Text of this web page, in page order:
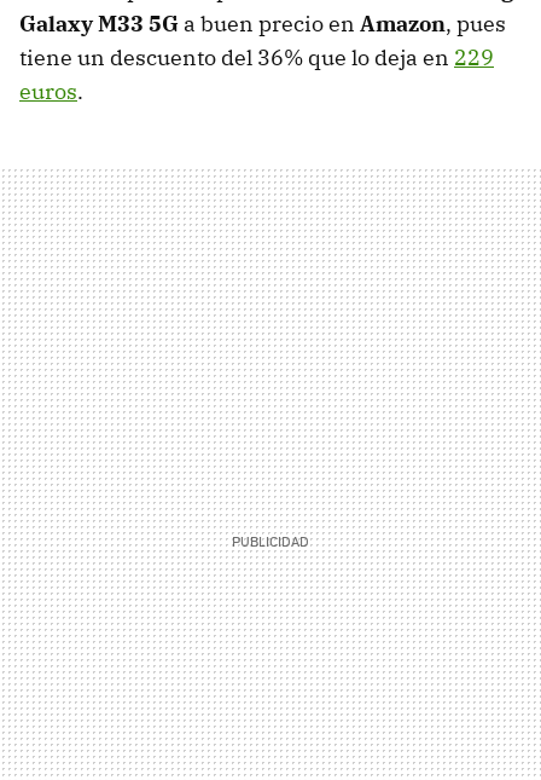
Galaxy M33 5G a buen precio en Amazon, pues
tiene un descuento del 36% que lo deja en 229
euros.